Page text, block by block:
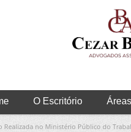
O Escritório
Realizada no Ministério Público do